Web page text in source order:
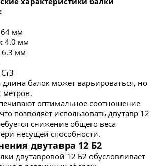
64 мм
4.0 мм
6.3 мм
длина балок может варьироваться, но
метров.
оптимальное соотношение
позволяет использовать двутавр 12
снижение общего веса
несущей способности.
двутавра 12 Б2
двутавровой 12 Б2 обусловливает